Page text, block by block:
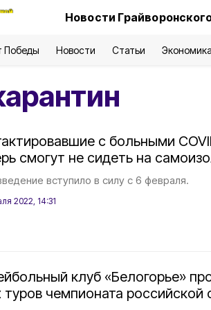
Новости
Победы Новости Статьи
с больными
смогут не сидеть на
вступило в силу с 6 февраля.
2022, 14:31
клуб «Белогорье»
туров чемпионата российской